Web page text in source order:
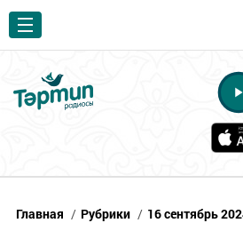
Главная / Рубрики / 16 сентябрь